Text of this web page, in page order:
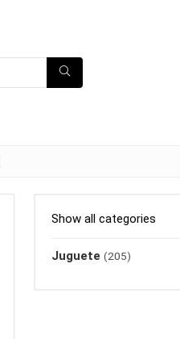
Show all categories
Juguete (205)